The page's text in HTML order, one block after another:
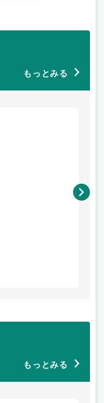
もっとみる
菅
もっとみる